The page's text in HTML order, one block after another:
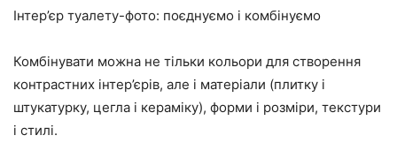
Інтер’єр туалету-фото: поєднуємо і комбінуємо
Комбінувати можна не тільки кольори для створення
контрастних інтер’єрів, але і матеріали (плитку і
штукатурку, цегла і кераміку), форми і розміри, текстури
і стилі.